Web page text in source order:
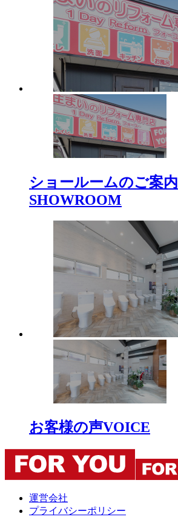
ショールームのご案内
SHOWROOM
お客様の声VOICE
運営会社
プライバシーポリシー